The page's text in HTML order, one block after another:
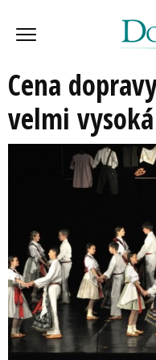
Cena
velmi vysoká